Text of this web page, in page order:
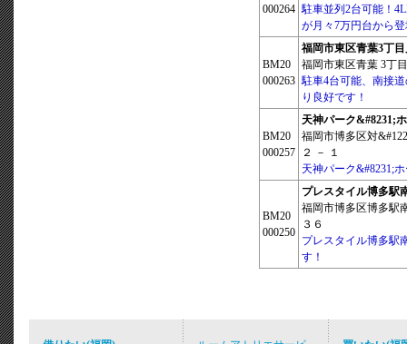
000264 駐車並列2台可能！
が月々7万円台から
BM20
000263
福岡市東区青葉3丁
福岡市東区青葉 3丁
駐車4台可能、南接
り良好です！
BM20
000257
天神パーク&#8231;
福岡市博多区対
２ － １
天神パーク&#8231;
BM20
000250
プレスタイル博多駅
福岡市博多区博多駅
３６
プレスタイル博多
す！